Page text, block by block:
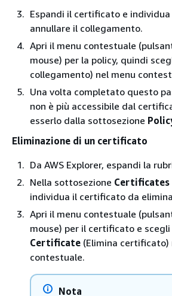
Espandi il certificato e individua
annullare il collegamento.
Apri il menu contestuale
mouse) per la policy, quindi
collegamento) nel menu
Una volta completato questo
non è più accessibile dal
esserlo dalla sottosezione
Eliminazione di un certificato
Da AWS Explorer, espandi la
Nella sottosezione Certificates
individua il certificato da
Apri il menu contestuale
mouse) per il certificato e scegli
Certificate (Elimina certificato)
contestuale.
Nota